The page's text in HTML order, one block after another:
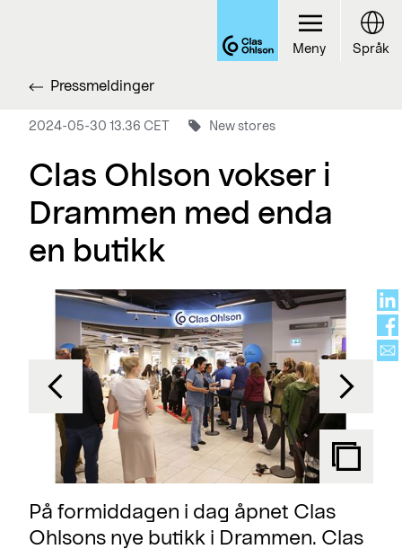
Pressmeldinger
2024-05-30 13.36 CET New stores
Clas Ohlson vokser i
Drammen med enda
en butikk
På formiddagen i dag åpnet Clas
Ohlsons nye butikk i Drammen. Clas
Meny Språk